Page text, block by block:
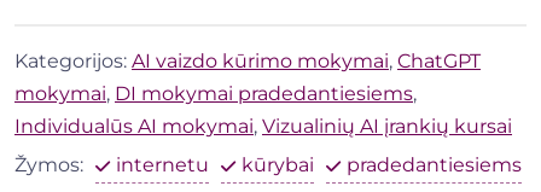
Kategorijos: AI vaizdo kūrimo mokymai, ChatGPT
mokymai, DI mokymai pradedantiesiems,
Individualūs AI mokymai, Vizualinių AI įrankių kursai
Žymos:
internetu kūrybai pradedantiesiems